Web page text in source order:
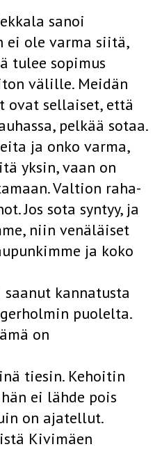
sanoi
ei ole varma siitä,
tulee sopimus
välille. Meidän
ovat sellaiset, että
pelkää sotaa.
ja onko varma,
yksin, vaan on
Valtion raha-
Jos sota syntyy, ja
niin venäläiset
ja koko
kannatusta
puolelta.
on
tiesin. Kehoitin
ei lähde pois
on ajatellut.
Kivimäen